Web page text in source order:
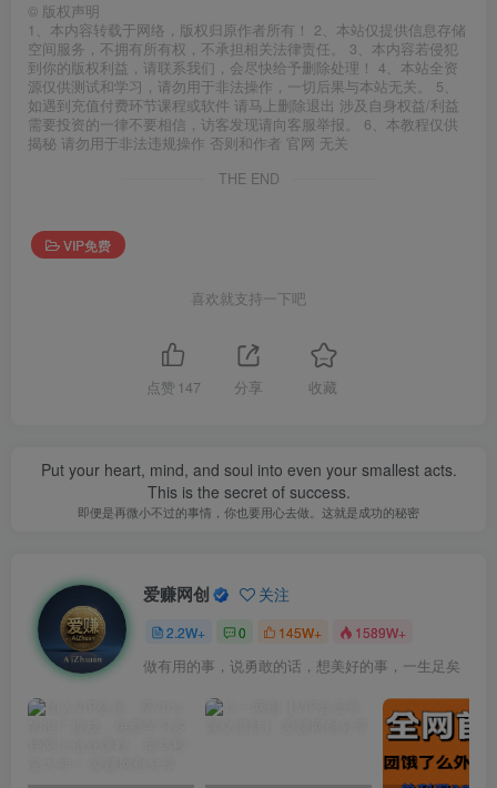
© 版权声明
1、本内容转载于网络，版权归原作者所有！ 2、本站仅提供信息存储
空间服务，不拥有所有权，不承担相关法律责任。 3、本内容若侵犯
到你的版权利益，请联系我们，会尽快给予删除处理！ 4、本站全资
源仅供测试和学习，请勿用于非法操作，一切后果与本站无关。 5、
如遇到充值付费环节课程或软件 请马上删除退出 涉及自身权益/利益
需要投资的一律不要相信，访客发现请向客服举报。 6、本教程仅供
揭秘 请勿用于非法违规操作 否则和作者 官网 无关
THE END
VIP免费
喜欢就支持一下吧
点赞 147 分享 收藏
Put your heart, mind, and soul into even your smallest acts.
This is the secret of success.
即便是再微小不过的事情，你也要用心去做。这就是成功的秘密
爱赚网创 关注
2.2W+ 0 145W+ 1589W+
做有用的事，说勇敢的话，想美好的事，一生足矣